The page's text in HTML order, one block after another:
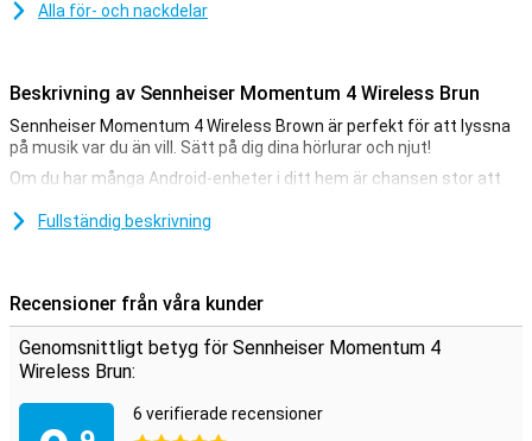
Alla för- och nackdelar
Beskrivning av Sennheiser Momentum 4 Wireless Brun
Sennheiser Momentum 4 Wireless Brown är perfekt för att lyssna
på musik var du än vill. Sätt på dig dina hörlurar och njut!
Om du har många Android-enheter i ditt hem är chansen stor att
enkelt ladda de här hörlurarna med samma kabel.
brusreducering.
Eftersom de här hörlurarna är utrustade med aktiv brusreducering
blockerar de allt ljud utifrån, så att du till exempel alltid kan
koncentrera dig på ditt arbete.Vill du kunna stänga av dig själv från
något för dig! Dess over ear-design stänger ute din
omgivning.alternativet "brusreducering" fungerar överallt. Så
Fullständig beskrivning
Recensioner från våra kunder
Genomsnittligt betyg för Sennheiser Momentum 4
Wireless Brun:
6 verifierade recensioner